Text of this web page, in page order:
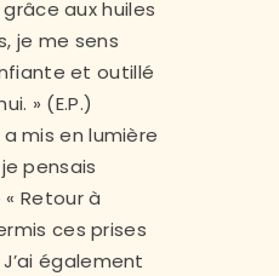
aux huiles
je me sens
et outillé
» (E.P.)
mis en lumière
pensais
« Retour à
ces prises
également